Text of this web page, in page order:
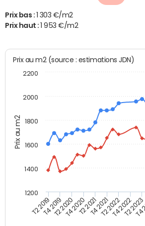
Prix bas : 1 303 €/m2
Prix haut :1 953 €/m2
Prix au m2
Prix au m2 (source : estimations JDN)
T2 2019T4 2019T2 2020T4 2020T2 2021T4 2021T2 2022T4 2022T2 2023
1200
1400
1600
1800
2000
2200